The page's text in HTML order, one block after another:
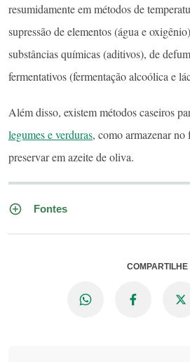
resumidamente em métodos de
supressão de elementos (água e
substâncias químicas (aditivos), de
fermentativos (fermentação alcoólica e
Além disso, existem métodos caseiros
legumes e verduras, como armazenar no
preservar em azeite de oliva.
Fontes
COMPARTILHE